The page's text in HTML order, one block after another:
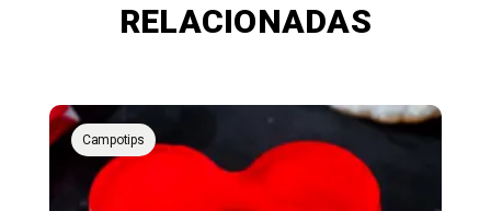
RELACIONADAS
Campotips